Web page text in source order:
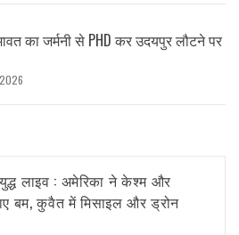
का जर्मनी से PHD कर उदयपुर लौटने पर
लाइव : अमेरिका ने केश्म और
बम, कुवैत में मिसाइल और ड्रोन